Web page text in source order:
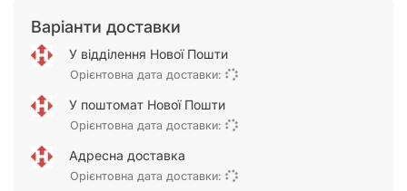
Варіанти доставки
У відділення Нової Пошти
Орієнтовна дата доставки:
У поштомат Нової Пошти
Орієнтовна дата доставки:
Адресна доставка
Орієнтовна дата доставки: